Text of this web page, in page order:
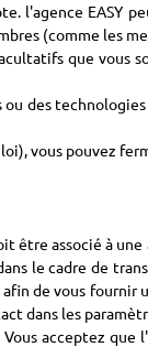
l'agence EASY
(comme les
que vous
des
vous pouvez
être associé à
le cadre de
de vous fournir
dans les
acceptez que